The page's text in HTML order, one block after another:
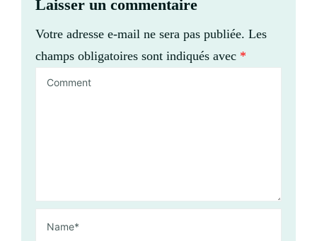
Laisser un commentaire
Votre adresse e-mail ne sera pas publiée. Les
champs obligatoires sont indiqués avec *